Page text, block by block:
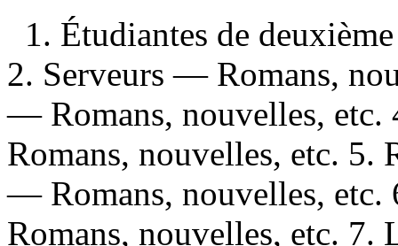
1. Étudiantes de
2. Serveurs — Romans,
— Romans, nouvelles, etc.
Romans, nouvelles, etc. 5.
— Romans, nouvelles,
Romans, nouvelles, etc.